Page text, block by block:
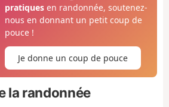
pratiquesen randonnée, soutenez-
nous en donnant un petit coup de
pouce !
Je donne un coup de pouce
la randonnée